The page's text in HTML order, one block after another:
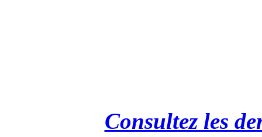
Consultez les